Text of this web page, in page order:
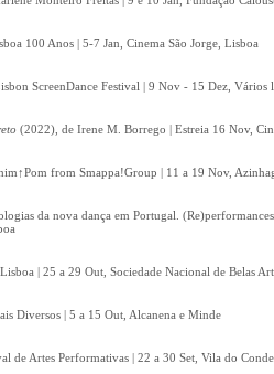
100 Anos | 5-7 Jan, Cinema São Jorge, Lisboa
ScreenDance Festival | 9 Nov - 15 Dez, Vários
(2022), de Irene M. Borrego | Estreia 16 Nov,
from Smappa!Group | 11 a 19 Nov,
da nova dança em Portugal.
| 25 a 29 Out, Sociedade Nacional de Belas
Diversos | 5 a 15 Out, Alcanena e Minde
de Artes Performativas | 22 a 30 Set, Vila do Conde